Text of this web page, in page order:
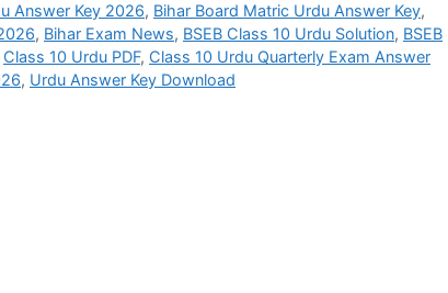
Answer Key 2026, Bihar Board Matric Urdu Answer Key,
, Bihar Exam News, BSEB Class 10 Urdu Solution, BSEB
Class 10 Urdu PDF, Class 10 Urdu Quarterly Exam Answer
, Urdu Answer Key Download